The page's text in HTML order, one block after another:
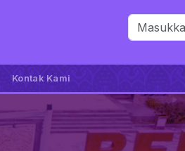
Kontak Kami